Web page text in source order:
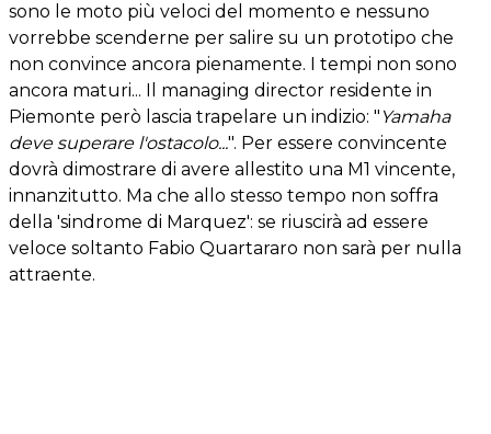
sono le moto più veloci del momento e nessuno
vorrebbe scenderne per salire su un prototipo che
non convince ancora pienamente. I tempi non sono
ancora maturi... Il managing director residente in
Piemonte però lascia trapelare un indizio: " Yamaha
deve superare l'ostacolo...". Per essere convincente
dovrà dimostrare di avere allestito una M1 vincente,
innanzitutto. Ma che allo stesso tempo non soffra
della 'sindrome di Marquez': se riuscirà ad essere
veloce soltanto Fabio Quartararo non sarà per nulla
attraente.